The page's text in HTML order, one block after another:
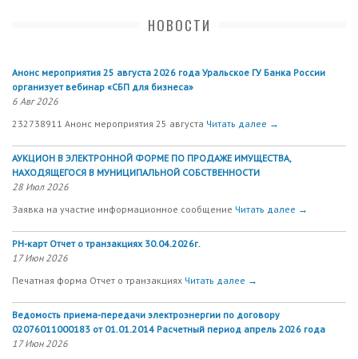
НОВОСТИ
Анонс мероприятия 25 августа 2026 года Уральское ГУ Банка России
организует вебинар «СБП для бизнеса»
6 Авг 2026
232738911 Анонс мероприятия 25 августа Читать далее →
АУКЦИОН В ЭЛЕКТРОННОЙ ФОРМЕ ПО ПРОДАЖЕ ИМУЩЕСТВА,
НАХОДЯЩЕГОСЯ В МУНИЦИПАЛЬНОЙ СОБСТВЕННОСТИ
28 Июл 2026
Заявка на участие информационное сообщение Читать далее →
РН-карт Отчет о транзакциях 30.04.2026г.
17 Июн 2026
Печатная форма Отчет о транзакциях Читать далее →
Ведомость приема-передачи электроэнергии по договору
02076011000183 от 01.01.2014 Расчетный период апрель 2026 года
17 Июн 2026